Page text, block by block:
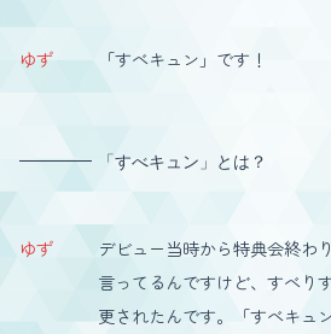
ゆず 「すべキュン」です！
「すべキュン」とは？
ゆず
デビュー当時から特典会終わ
言ってるんですけど、すべり
更されたんです。「すべキュ